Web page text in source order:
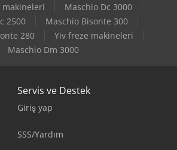
makineleri
Maschio Dc 3000
2500
Maschio Bisonte 300
280
Yiv freze makineleri
Maschio Dm 3000
Servis ve Destek
Giriş yap
SSS/Yardım